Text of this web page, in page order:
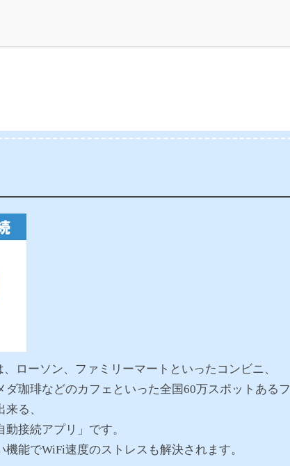
ローソン、ファミリーマートといったコンビニ、
ダ珈琲などのカフェといった全国60万スポットあるフ
る、
動接続アプリ」です。
能でWiFi速度のストレスも解決されます。